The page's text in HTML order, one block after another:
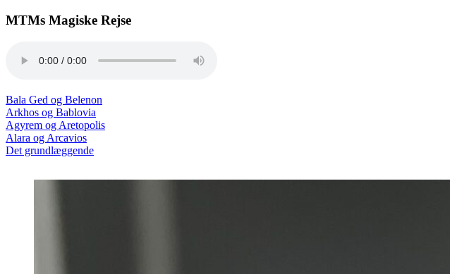
MTMs Magiske Rejse
Bala Ged og Belenon
Arkhos og Bablovia
Agyrem og Aretopolis
Alara og Arcavios
Det grundlæggende